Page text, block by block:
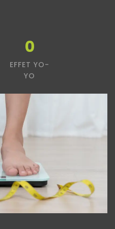
0
EFFET YO-
YO